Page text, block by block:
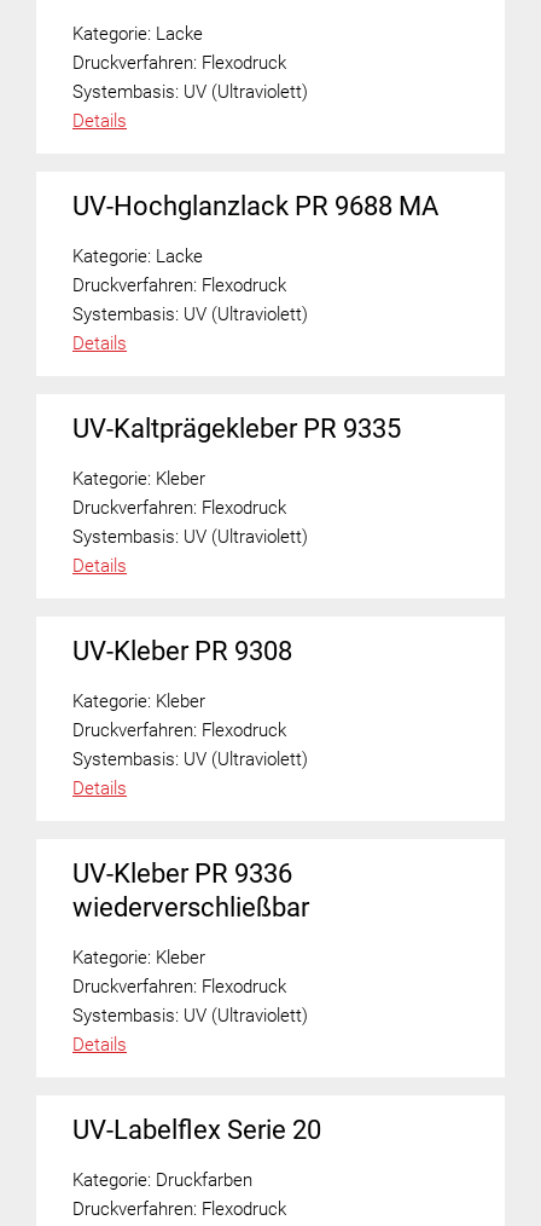
Kategorie: Lacke
Druckverfahren: Flexodruck
Systembasis: UV (Ultraviolett)
Details
UV-Hochglanzlack PR 9688 MA
Kategorie: Lacke
Druckverfahren: Flexodruck
Systembasis: UV (Ultraviolett)
Details
UV-Kaltprägekleber PR 9335
Kategorie: Kleber
Druckverfahren: Flexodruck
Systembasis: UV (Ultraviolett)
Details
UV-Kleber PR 9308
Kategorie: Kleber
Druckverfahren: Flexodruck
Systembasis: UV (Ultraviolett)
Details
UV-Kleber PR 9336
wiederverschließbar
Kategorie: Kleber
Druckverfahren: Flexodruck
Systembasis: UV (Ultraviolett)
Details
UV-Labelflex Serie 20
Kategorie: Druckfarben
Druckverfahren: Flexodruck